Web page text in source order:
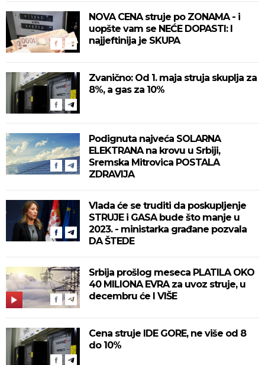
NOVA CENA struje po ZONAMA - i
uopšte vam se NEĆE DOPASTI: I
najjeftinija je SKUPA
Zvanično: Od 1. maja struja skuplja za
8%, a gas za 10%
Podignuta najveća SOLARNA
ELEKTRANA na krovu u Srbiji,
Sremska Mitrovica POSTALA
ZDRAVIJA
Vlada će se truditi da poskupljenje
STRUJE i GASA bude što manje u
2023. - ministarka građane pozvala
DA ŠTEDE
Srbija prošlog meseca PLATILA OKO
40 MILIONA EVRA za uvoz struje, u
decembru će I VIŠE
Cena struje IDE GORE, ne više od 8
do 10%